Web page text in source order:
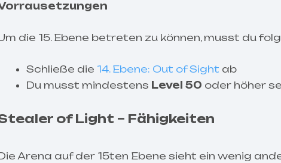
die 15. Ebene betreten zu können, musst du
Schließe die 14. Ebene: Out of Sight ab
Du musst mindestens Level 50 oder höher
of Light – Fähigkeiten
Arena auf der 15ten Ebene sieht ein wenig